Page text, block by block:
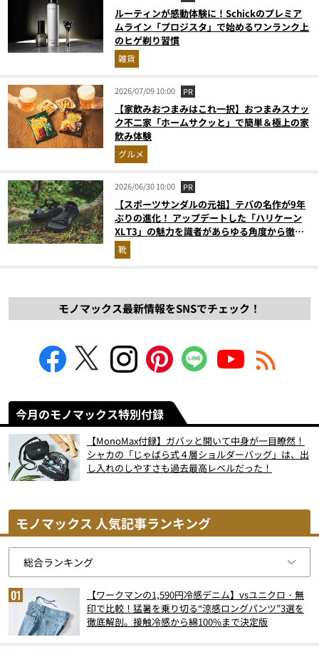
ルーティンが感動体験に！Schickのプレミア
ムライン「プロジスタ」で始めるワンランク上
のヒゲ剃り習慣
雑貨
2026/07/09 10:00 PR
【家飲みおつまみはこれ一択】おつまみスナッ
ク不二家「ホームサクッと」で簡単＆極上の家
飲み体験
グルメ
2026/06/30 10:00 PR
【スポーツサンダルの元祖】テバの名作が9年
ぶりの進化！ アップデートした「ハリケーン
XLT3」の魅力を識者があらゆる角度から徹底
解説！
靴
モノマックス最新情報をSNSでチェック！
今月のモノマックス特別付録
【MonoMax付録】ガバッと開いて中身が一目瞭然！
シャカの「じゃばら式４層ショルダーバッグ」は、出
し入れのしやすさも過去最高レベルだった！
モノマックス 人気記事ランキング
【ワークマンの1,590円冷感デニム】vsユニクロ・無
印で比較！猛暑を乗り切る“涼感ロングパンツ”3選を
徹底解剖。接触冷感から綿100%まで決定版